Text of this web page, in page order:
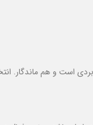
است و هم ماندگار.